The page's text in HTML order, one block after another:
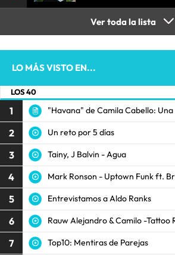
Ver toda la lista
LO MÁS VISTO EN...
LOS 40
1 "Havana" de Camila Cabello:
2 Un reto por 5 días
3 Tainy, J Balvin - Agua
4 Mark Ronson - Uptown Funk ft.
5 Entrevistamos a Aldo Ranks
6 Rauw Alejandro & Camilo -Tattoo
7 Top10: Mentiras de Parejas